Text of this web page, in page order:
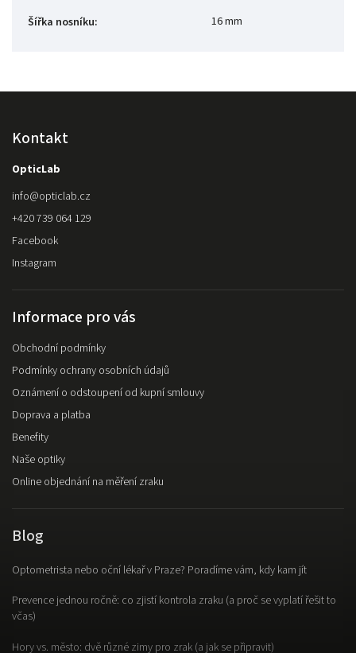
Šířka nosníku: 16 mm
Kontakt
OpticLab
info@opticlab.cz
+420 739 064 129
Facebook
Instagram
Informace pro vás
Obchodní podmínky
Podmínky ochrany osobních údajů
Oznámení o odstoupení od kupní smlouvy
Doprava a platba
Benefity
Naše optiky
Online objednání na měření zraku
Blog
Optometrista nebo oční lékař v Praze? Poradíme vám, kdy kam jít
Prevence jednou ročně: co zjistí kontrola zraku (a proč se vyplatí řešit to
včas)
Hory vs. město: dvě různé zimy pro zrak (a jak se připravit)